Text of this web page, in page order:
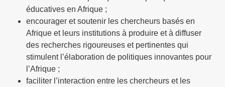
éducatives en Afrique ;
encourager et soutenir les chercheurs basés en
Afrique et leurs institutions à produire et à diffuser
des recherches rigoureuses et pertinentes qui
stimulent l’élaboration de politiques innovantes pour
l’Afrique ;
faciliter l’interaction entre les chercheurs et les